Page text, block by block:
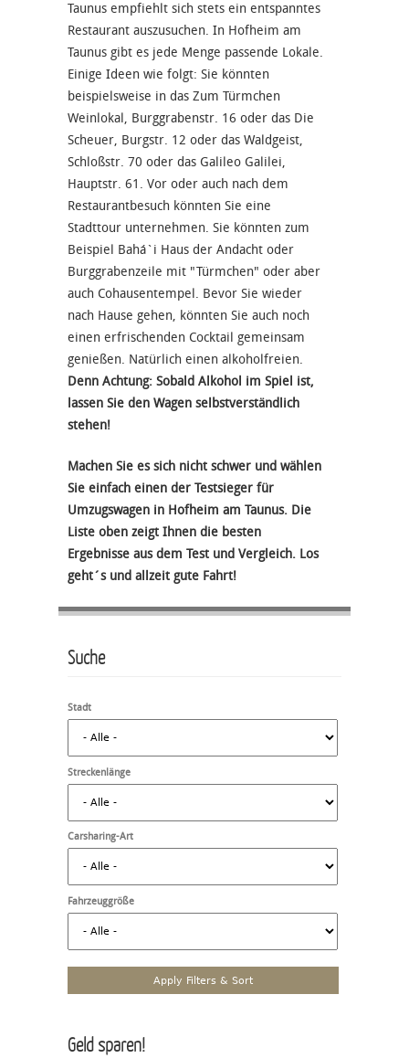
Taunus empfiehlt sich stets ein entspanntes
Restaurant auszusuchen. In Hofheim am
Taunus gibt es jede Menge passende Lokale.
Einige Ideen wie folgt: Sie könnten
beispielsweise in das Zum Türmchen
Weinlokal, Burggrabenstr. 16 oder das Die
Scheuer, Burgstr. 12 oder das Waldgeist,
Schloßstr. 70 oder das Galileo Galilei,
Hauptstr. 61. Vor oder auch nach dem
Restaurantbesuch könnten Sie eine
Stadttour unternehmen. Sie könnten zum
Beispiel Bahá`i Haus der Andacht oder
Burggrabenzeile mit "Türmchen" oder aber
auch Cohausentempel. Bevor Sie wieder
nach Hause gehen, könnten Sie auch noch
einen erfrischenden Cocktail gemeinsam
genießen. Natürlich einen alkoholfreien.
Denn Achtung: Sobald Alkohol im Spiel ist,
lassen Sie den Wagen selbstverständlich
stehen!
Machen Sie es sich nicht schwer und wählen
Sie einfach einen der Testsieger für
Umzugswagen in Hofheim am Taunus. Die
Liste oben zeigt Ihnen die besten
Ergebnisse aus dem Test und Vergleich. Los
geht´s und allzeit gute Fahrt!
Suche
Stadt
Streckenlänge
Carsharing-Art
Fahrzeuggröße
Geld sparen!